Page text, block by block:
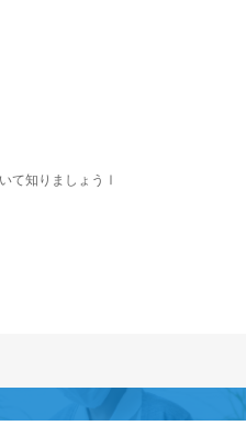
て知りましょうⅠ